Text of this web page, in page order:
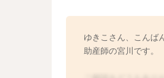
ゆきこさん、こんば
助産師の宮川です。